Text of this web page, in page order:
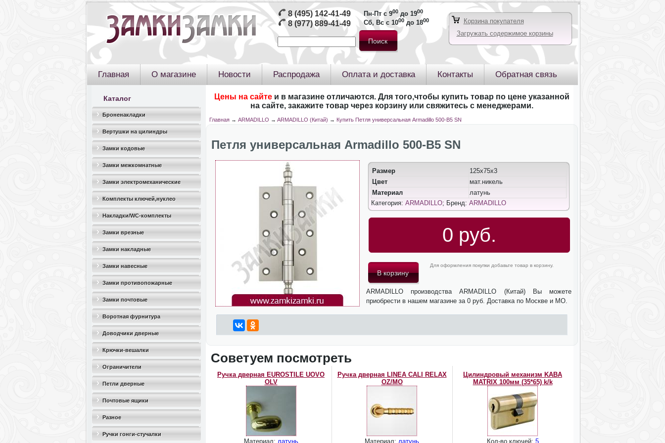
8 (495) 142-41-49
8 (977) 889-41-49
Пн-Пт с 900до 1900
Сб, Вс с 1000до 1800
Корзина покупателя
Загружать содержимое корзины
Главная О магазине Новости Распродажа Оплата и доставка Контакты Обратная связь
Каталог
Броненакладки
Вертушки на цилиндры
Замки кодовые
Замки межкомнатные
Замки электромеханические
Комплекты ключей,нуклео
Накладки/WC-комплекты
Замки врезные
Замки накладные
Замки навесные
Замки противопожарные
Замки почтовые
Воротная фурнитура
Доводчики дверные
Крючки-вешалки
Ограничители
дверные(стопоры)
Петли дверные
Почтовые ящики
Разное
Ручки гонги-стучалки
Цены на сайте и в магазине отличаются. Для того,чтобы купить товар по цене указанной
на сайте, закажите товар через корзину или свяжитесь с менеджерами.
Главная →ARMADILLO →ARMADILLO (Китай) → Купить Петля универсальная Armadillo 500-B5 SN
Петля универсальная Armadillo 500-B5 SN
Размер
125х75х3
Цвет
мат.никель
Материал
латунь
Категория: ARMADILLO; Бренд: ARMADILLO
0 руб.
Для оформления покупки добавьте товар в корзину.
ARMADILLO производства ARMADILLO (Китай) Вы можете
приобрести в нашем магазине за 0 руб. Доставка по Москве и МО.
Советуем посмотреть
Ручка дверная EUROSTILE UOVO
OLV
Материал: латунь
Ручка дверная LINEA CALI RELAX
OZ/MO
Материал: латунь
Цилиндровый механизм KABA
MATRIX 100мм (35*65) k/k
Кол-во ключей: 5